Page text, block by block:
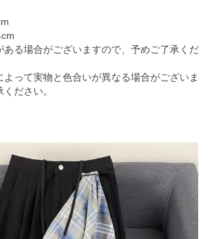
ある場合がございますので、予めご了承くだ
って実物と色合いが異なる場合がございま
ださい。